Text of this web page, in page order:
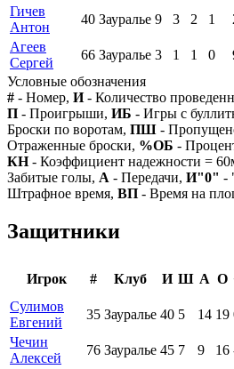
Гичев
Антон
40 Зауралье 9 3 2 1
Агеев
Сергей
66 Зауралье 3 1 1 0
Условные обозначения
# - Номер, И- Количество
П - Проигрыши, ИБ - Игры с
Броски по воротам, ПШ -
Отраженные броски, %ОБ -
КН- Коэффициент надежности =
Забитые голы, А - Передачи, И"0" -
Штрафное время, ВП - Время на
Защитники
Игрок # Клуб И Ш А О
Сулимов
Евгений
35 Зауралье 40 5 14 19
Чечин
Алексей
76 Зауралье 45 7 9 16